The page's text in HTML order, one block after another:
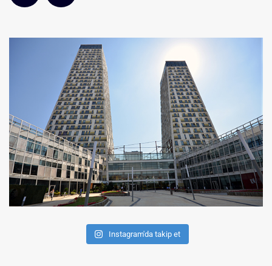
Instagram'da takip et